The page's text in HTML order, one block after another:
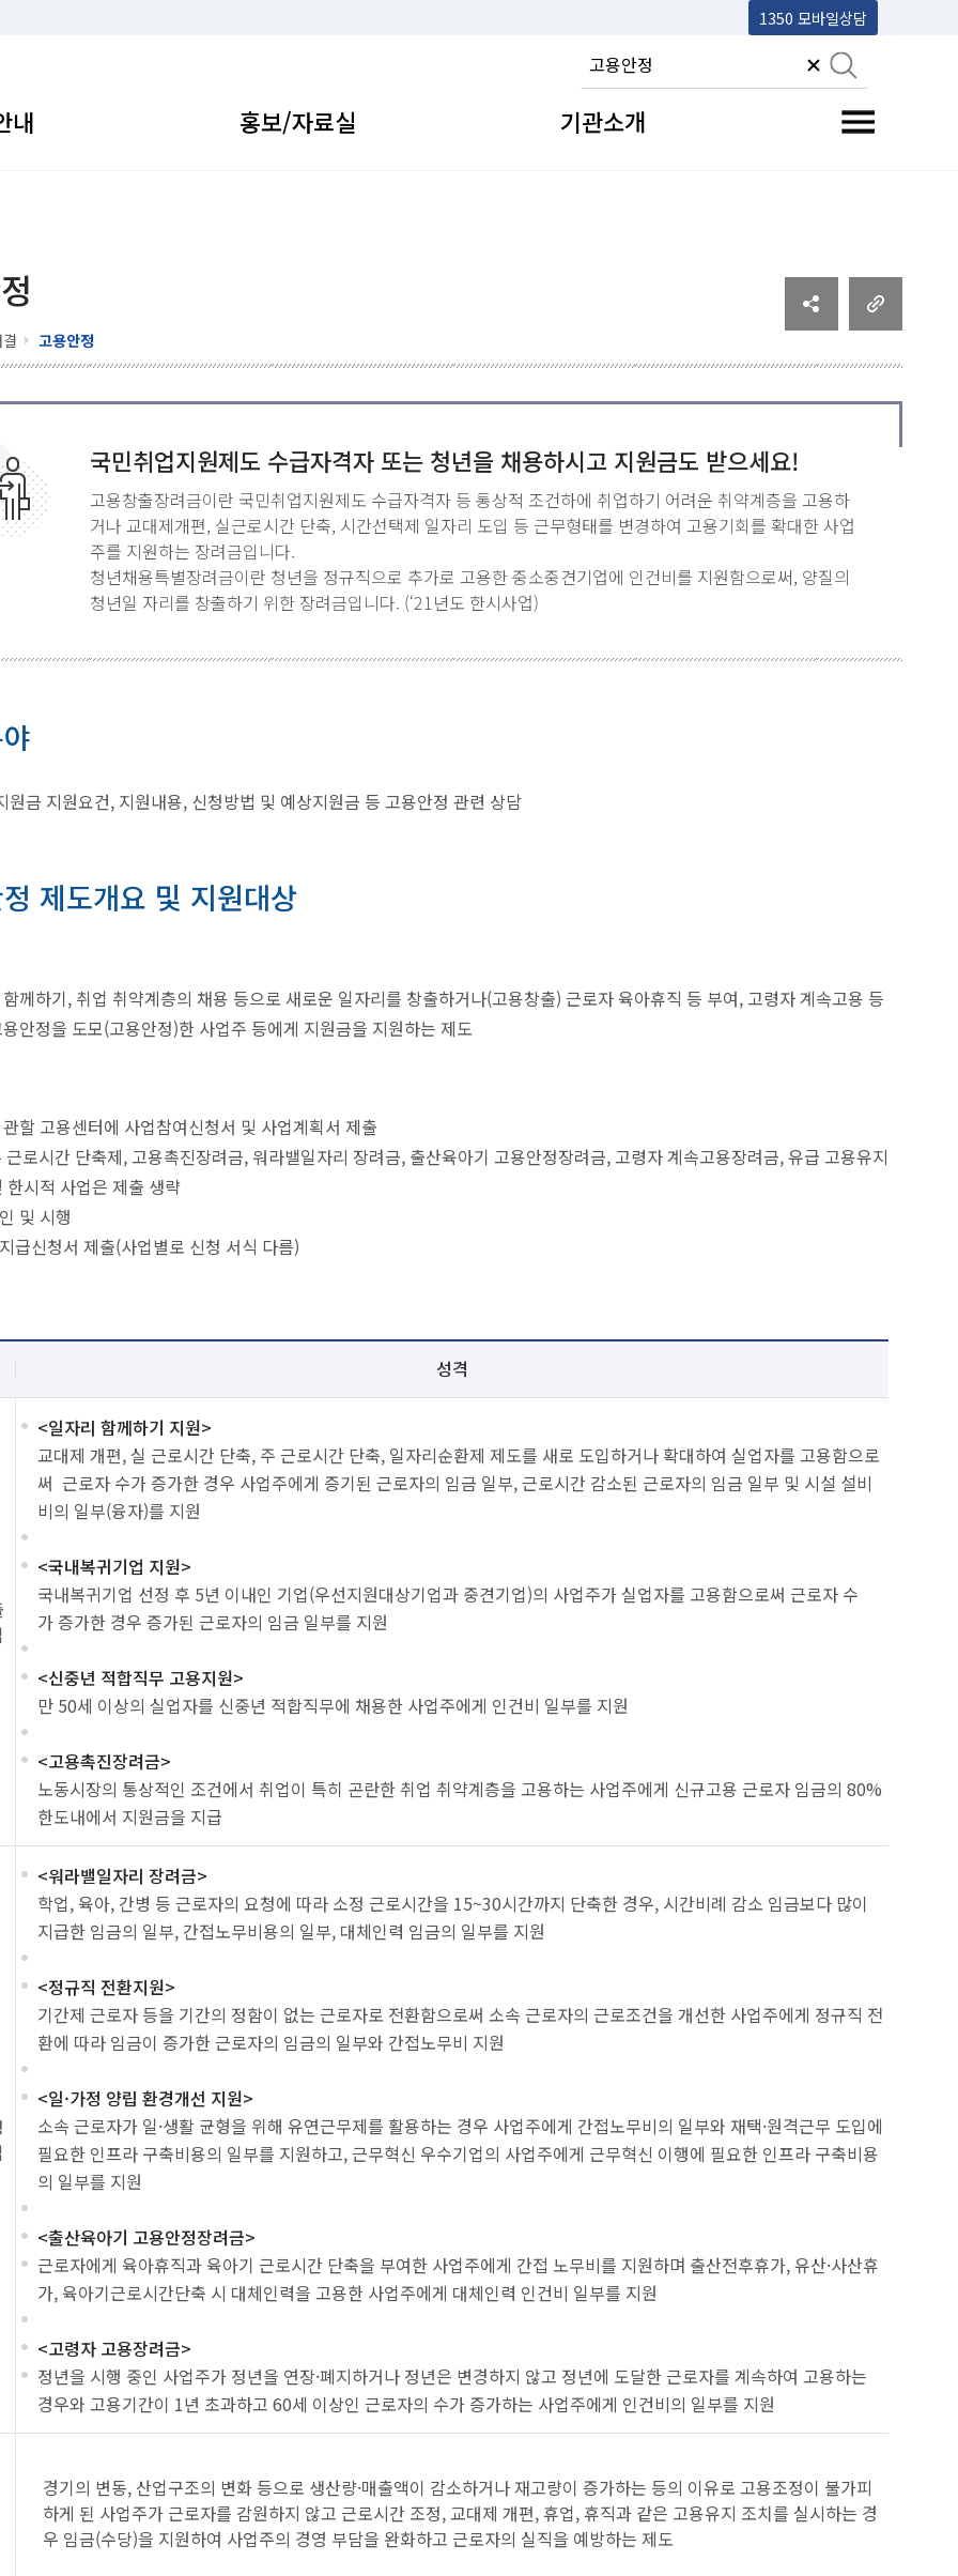
1350 모바일상담
내 홍보/자료실 기관소개 전체메뉴 토글
고용안정
국민취업지원제도 수급자격자 또는 청년을 채용하시고 지원금도 받으세요!
고용창출장려금이란 국민취업지원제도 수급자격자 등 통상적 조건하에 취업하기 어려운 취약계층을 고용하
거나 교대제개편, 실근로시간 단축, 시간선택제 일자리 도입 등 근무형태를 변경하여 고용기회를 확대한 사업
주를 지원하는 장려금입니다.
청년채용특별장려금이란 청년을 정규직으로 추가로 고용한 중소중견기업에 인건비를 지원함으로써, 양질의
청년일 자리를 창출하기 위한 장려금입니다. (‘21년도 한시사업)
원금 지원요건, 지원내용, 신청방법 및 예상지원금 등 고용안정 관련 상담
제도개요 및 지원대상
께하기, 취업 취약계층의 채용 등으로 새로운 일자리를 창출하거나(고용창출) 근로자 육아휴직 등 부여, 고령자 계속고용 등
안정을 도모(고용안정)한 사업주 등에게 지원금을 지원하는 제도
할 고용센터에 사업참여신청서 및 사업계획서 제출
근로시간 단축제, 고용촉진장려금, 워라밸일자리 장려금, 출산육아기 고용안정장려금, 고령자 계속고용장려금, 유급 고용유지
한시적 사업은 제출 생략
및 시행
급신청서 제출(사업별로 신청 서식 다름)
성격
<일자리 함께하기 지원>
교대제 개편, 실 근로시간 단축, 주 근로시간 단축, 일자리순환제 제도를 새로 도입하거나 확대하여 실업자를 고용함으로
써 근로자 수가 증가한 경우 사업주에게 증기된 근로자의 임금 일부, 근로시간 감소된 근로자의 임금 일부 및 시설 설비
비의 일부(융자)를 지원
<국내복귀기업 지원>
국내복귀기업 선정 후 5년 이내인 기업(우선지원대상기업과 중견기업)의 사업주가 실업자를 고용함으로써 근로자 수
가 증가한 경우 증가된 근로자의 임금 일부를 지원
<신중년 적합직무 고용지원>
만 50세 이상의 실업자를 신중년 적합직무에 채용한 사업주에게 인건비 일부를 지원
<고용촉진장려금>
노동시장의 통상적인 조건에서 취업이 특히 곤란한 취업 취약계층을 고용하는 사업주에게 신규고용 근로자 임금의 80%
한도내에서 지원금을 지급
<워라밸일자리 장려금>
학업, 육아, 간병 등 근로자의 요청에 따라 소정 근로시간을 15~30시간까지 단축한 경우, 시간비례 감소 임금보다 많이
지급한 임금의 일부, 간접노무비용의 일부, 대체인력 임금의 일부를 지원
<정규직 전환지원>
기간제 근로자 등을 기간의 정함이 없는 근로자로 전환함으로써 소속 근로자의 근로조건을 개선한 사업주에게 정규직 전
환에 따라 임금이 증가한 근로자의 임금의 일부와 간접노무비 지원
<일·가정 양립 환경개선 지원>
소속 근로자가 일·생활 균형을 위해 유연근무제를 활용하는 경우 사업주에게 간접노무비의 일부와 재택·원격근무 도입에
필요한 인프라 구축비용의 일부를 지원하고, 근무혁신 우수기업의 사업주에게 근무혁신 이행에 필요한 인프라 구축비용
의 일부를 지원
<출산육아기 고용안정장려금>
근로자에게 육아휴직과 육아기 근로시간 단축을 부여한 사업주에게 간접 노무비를 지원하며 출산전후휴가, 유산·사산휴
가, 육아기근로시간단축 시 대체인력을 고용한 사업주에게 대체인력 인건비 일부를 지원
<고령자 고용장려금>
정년을 시행 중인 사업주가 정년을 연장·폐지하거나 정년은 변경하지 않고 정년에 도달한 근로자를 계속하여 고용하는
경우와 고용기간이 1년 초과하고 60세 이상인 근로자의 수가 증가하는 사업주에게 인건비의 일부를 지원
경기의 변동, 산업구조의 변화 등으로 생산량·매출액이 감소하거나 재고량이 증가하는 등의 이유로 고용조정이 불가피
하게 된 사업주가 근로자를 감원하지 않고 근로시간 조정, 교대제 개편, 휴업, 휴직과 같은 고용유지 조치를 실시하는 경
우 임금(수당)을 지원하여 사업주의 경영 부담을 완화하고 근로자의 실직을 예방하는 제도